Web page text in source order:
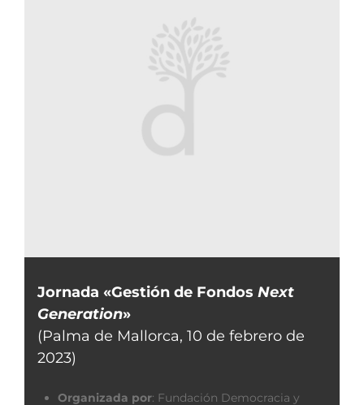
Jornada «Gestión de Fondos Next
Generation»
(Palma de Mallorca, 10 de febrero de
2023)
Organizada por: Fundación Democracia y